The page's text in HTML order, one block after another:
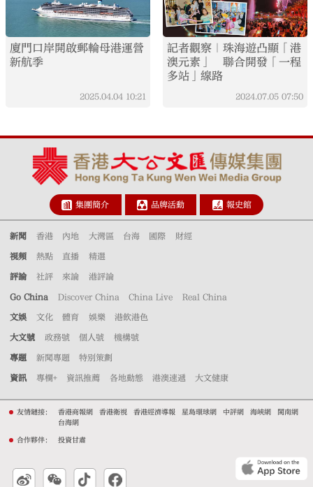
廈門口岸開啟郵輪母港運營
新航季
2025.04.04 10:21
記者觀察｜珠海遊凸顯「港
澳元素」 聯合開發「一程
多站」線路
2024.07.05 07:50
集團簡介 品牌活動 報史館
新聞 香港 內地 大灣區 台海 國際 財經
視頻 熱點 直播 精選
評論 社評 來論 港評論
Go China Discover China China Live Real China
文娛 文化 體育 娛樂 港飲港色
大文號 政務號 個人號 機構號
專題 新聞專題 特別策劃
資訊 專欄+ 資訊推薦 各地動態 港澳速遞 大文健康
友情鏈接： 香港商報網 香港衛視 香港經濟導報 星島環球網 中評網 海峽網
閩南網
台海網
合作夥伴： 投資甘肅